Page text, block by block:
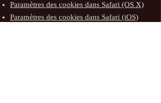
Paramètres des cookies dans Safari (OS X)
Paramètres des cookies dans Safari (iOS)